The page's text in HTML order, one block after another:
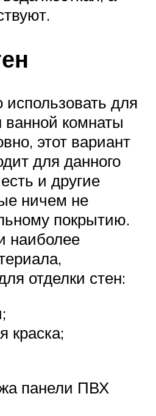
использовать для
ванной комнаты
этот вариант
для данного
и другие
ничем не
покрытию.
наиболее
отделки стен:
краска;
панели ПВХ